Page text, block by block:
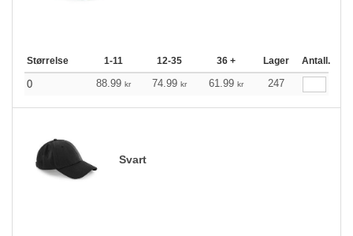
Størrelse 1-11 12-35 36 + Lager Antall.
0 88.99 kr 74.99 kr 61.99 kr 247
Svart